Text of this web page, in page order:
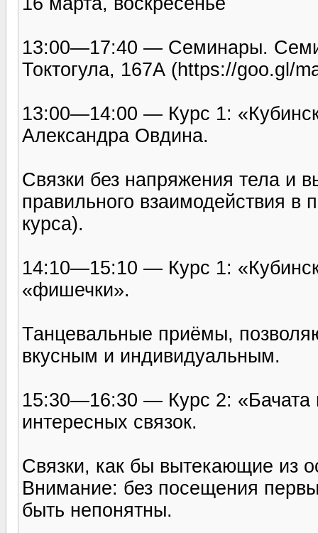
13:00—17:40 — Семинары.
Токтогула, 167А (https://goo.gl/
13:00—14:00 — Курс 1:
Александра Овдина.
Связки без напряжения тела и
правильного взаимодействия в
курса).
14:10—15:10 — Курс 1:
«фишечки».
Танцевальные приёмы,
вкусным и индивидуальным.
15:30—16:30 — Курс 2: «Бачата
интересных связок.
Связки, как бы вытекающие из
Внимание: без посещения
быть непонятны.